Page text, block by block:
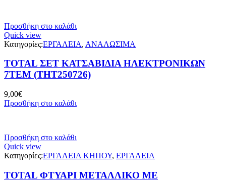
Προσθήκη στο καλάθι
Quick view
Κατηγορίες:ΕΡΓΑΛΕΙΑ, ΑΝΑΛΩΣΙΜΑ
TOTAL ΣΕΤ ΚΑΤΣΑΒΙΔΙΑ ΗΛΕΚΤΡΟΝΙΚΩΝ
7ΤΕΜ (THT250726)
9,00€
Προσθήκη στο καλάθι
Προσθήκη στο καλάθι
Quick view
Κατηγορίες:ΕΡΓΑΛΕΙΑ ΚΗΠΟΥ, ΕΡΓΑΛΕΙΑ
TOTAL ΦΤΥΑΡΙ ΜΕΤΑΛΛΙΚΟ ΜΕ